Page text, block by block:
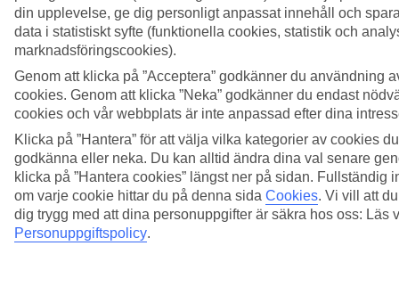
din upplevelse, ge dig personligt anpassat innehåll och
data i statistiskt syfte (funktionella cookies, statistik och
marknadsföringscookies).
Genom att klicka på ”Acceptera” godkänner du användning
cookies. Genom att klicka ”Neka” godkänner du endast
cookies och vår webbplats är inte anpassad efter dina
Klicka på ”Hantera” för att välja vilka kategorier av cookies
godkänna eller neka. Du kan alltid ändra dina val senare
klicka på ”Hantera cookies” längst ner på sidan. Fullständig
om varje cookie hittar du på denna sida Cookies. Vi vill att
dig trygg med att dina personuppgifter är säkra hos oss: Läs
Personuppgiftspolicy.